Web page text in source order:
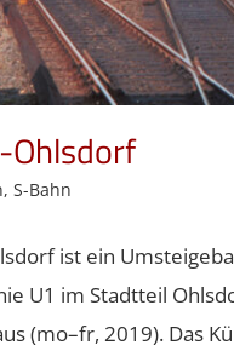
Ohlsdorf
,S-Bahn
ist ein
U1 im Stadtteil
(mo–fr, 2019). Das